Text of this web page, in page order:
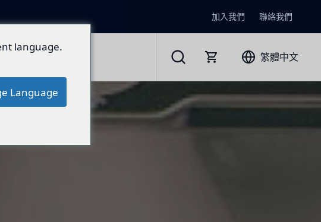
加入我們 聯絡我們
繁體中文
language.
Language